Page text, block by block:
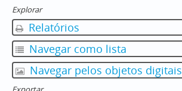
Explorar
Relatórios
Navegar como lista
Navegar pelos objetos digitais